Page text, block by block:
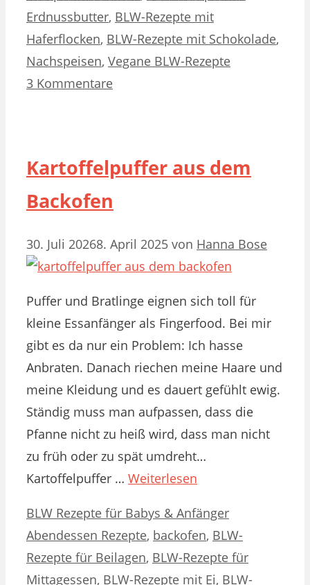
Erdnussbutter, BLW-Rezepte mit
Haferflocken, BLW-Rezepte mit Schokolade,
Nachspeisen, Vegane BLW-Rezepte
3 Kommentare
Kartoffelpuffer aus dem
Backofen
30. Juli 20268. April 2025 von Hanna Bose
Puffer und Bratlinge eignen sich toll für
kleine Essanfänger als Fingerfood. Bei mir
gibt es da nur ein Problem: Ich hasse
Anbraten. Danach riechen meine Haare und
meine Kleidung und es dauert gefühlt ewig.
Ständig muss man aufpassen, dass die
Pfanne nicht zu heiß wird, dass man nicht
zu früh oder zu spät umdreht…
Kartoffelpuffer … Weiterlesen
Kategorien
BLW Rezepte für Babys & AnfängerSchlagwörter
Abendessen Rezepte, backofen, BLW-
Rezepte für Beilagen, BLW-Rezepte für
Mittagessen, BLW-Rezepte mit Ei, BLW-